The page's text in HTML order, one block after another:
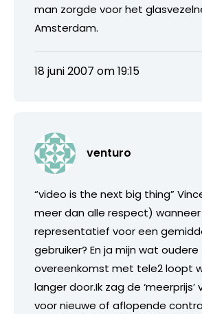
man zorgde voor het
Amsterdam.
18 juni 2007 om 19:15
venturo
“video is the next big thing”
meer dan alle respect) wanneer
representatief voor een
gebruiker? En ja mijn wat oudere
overeenkomst met tele2 loopt
langer door.Ik zag de
voor nieuwe of aflopende